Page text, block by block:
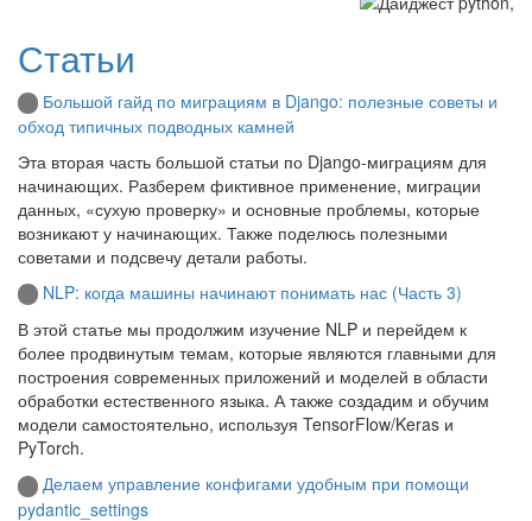
Статьи
Большой гайд по миграциям в Django: полезные советы и
обход типичных подводных камней
Эта вторая часть большой статьи по Django-миграциям для
начинающих. Разберем фиктивное применение, миграции
данных, «сухую проверку» и основные проблемы, которые
возникают у начинающих. Также поделюсь полезными
советами и подсвечу детали работы.
NLP: когда машины начинают понимать нас (Часть 3)
В этой статье мы продолжим изучение NLP и перейдем к
более продвинутым темам, которые являются главными для
построения современных приложений и моделей в области
обработки естественного языка. А также создадим и обучим
модели самостоятельно, используя TensorFlow/Keras и
PyTorch.
Делаем управление конфигами удобным при помощи
pydantic_settings